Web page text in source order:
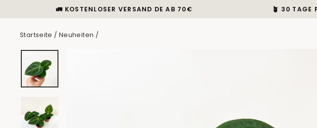
🚛 KOSTENLOSER VERSAND DE AB 70€ 🪴 30 TAGE
Startseite / Neuheiten /